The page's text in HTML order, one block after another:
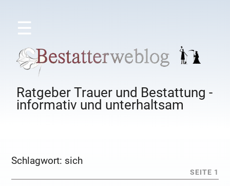
☰
Ratgeber Trauer und Bestattung -
informativ und unterhaltsam
Schlagwort: sich
SEITE 1